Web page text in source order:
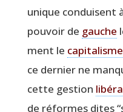
unique conduisent
pou­voir de gauche
ment le capi­ta­lisme
ce der­nier ne
cette ges­tion
de réformes dites“